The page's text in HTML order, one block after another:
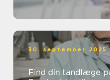
30. september 2025
Find din tandlæge